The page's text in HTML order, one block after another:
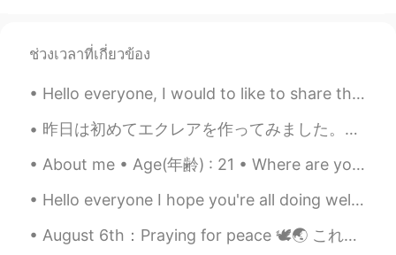
A Eddie
CN EN
食肉兽！
Scarlet 2020.10.17 04:11
it looks delicious:D
ช่วงเวลาที่เกี่ยวข้อง
Hello everyone, I would to like to share this breathtaking picture. This is one of my top 5 pictu...
昨日は初めてエクレアを作ってみました。いつもシュークリームと何が違うかあんまり分からないので、避けてたんですが難しかった！！ イギリスのエクレアは中に生クリームを入れるんですが、ここは日本のレ...
About me • Age(年齢) : 21 • Where are you from?(出身) : Philippines • Height (背の高さ) : 167m / 5’6 •...
Hello everyone I hope you're all doing well, I'm not very active on social media but for some re...
August 6th：Praying for peace 🕊🌏 これは6月に広島の平和記念公園と資料館へ行った時の写真とハガキです。 今日は広島市へは行けなかったんですが、 世界の平和を祈...